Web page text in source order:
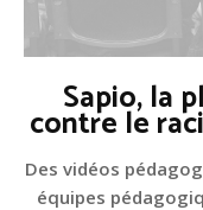
Sapio, la
contre le
Des vidéos
équipes